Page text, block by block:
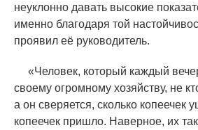
неуклонно давать высокие
именно благодаря той
проявил её руководитель.
«Человек, который каждый
своему огромному хозяйству, не
а он сверяется, сколько копеечек
копеечек пришло. Наверное, их